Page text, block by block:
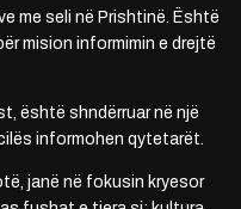
me seli në Prishtinë. Është
mision informimin e drejtë
është shndërruar në një
informohen qytetarët.
janë në fokusin kryesor